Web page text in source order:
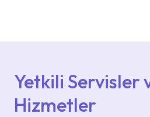
Yetkili Servisler
Hizmetler